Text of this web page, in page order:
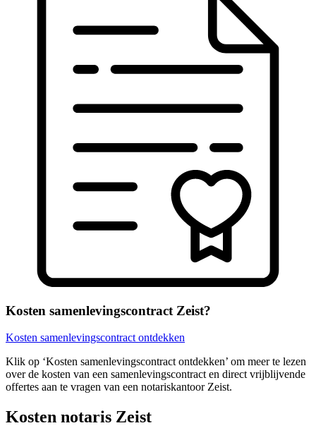
Kosten samenlevingscontract Zeist?
Kosten samenlevingscontract ontdekken
Klik op ‘Kosten samenlevingscontract ontdekken’ om meer te lezen
over de kosten van een samenlevingscontract en direct vrijblijvende
offertes aan te vragen van een notariskantoor Zeist.
Kosten notaris Zeist